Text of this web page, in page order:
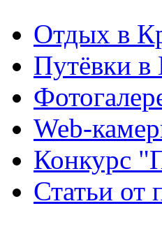
Отдых в
Путёвки
Web-
Конкурс
Статьи от